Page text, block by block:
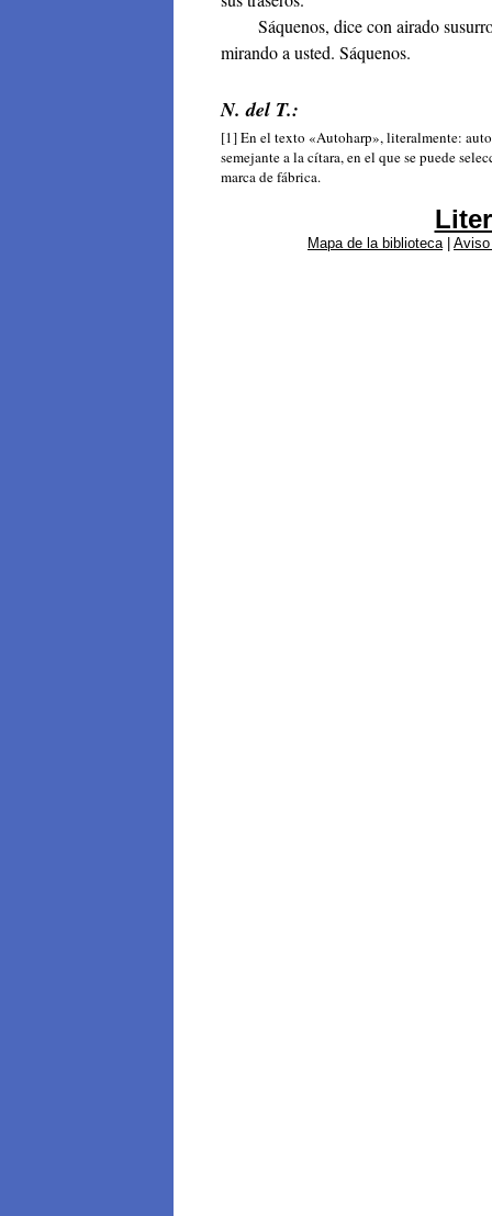
Sáquenos, dice con airado
mirando a usted. Sáquenos.
N. del T.:
[1] En el texto «Autoharp», literalmente:
semejante a la cítara, en el que se puede
marca de fábrica.
Mapa de la biblioteca| Aviso